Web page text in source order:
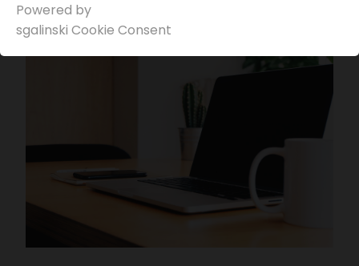
Powered by
sgal­inski Cookie Consent